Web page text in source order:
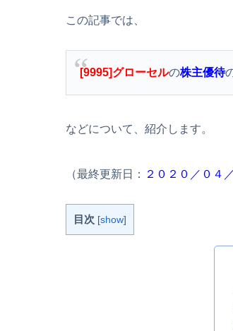
この記事では、
[9995]グローセルの株主優待
などについて、紹介します。
（最終更新日： ２０２０／０４
目次 [show]